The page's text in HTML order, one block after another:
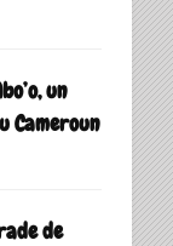
un
Cameroun
de